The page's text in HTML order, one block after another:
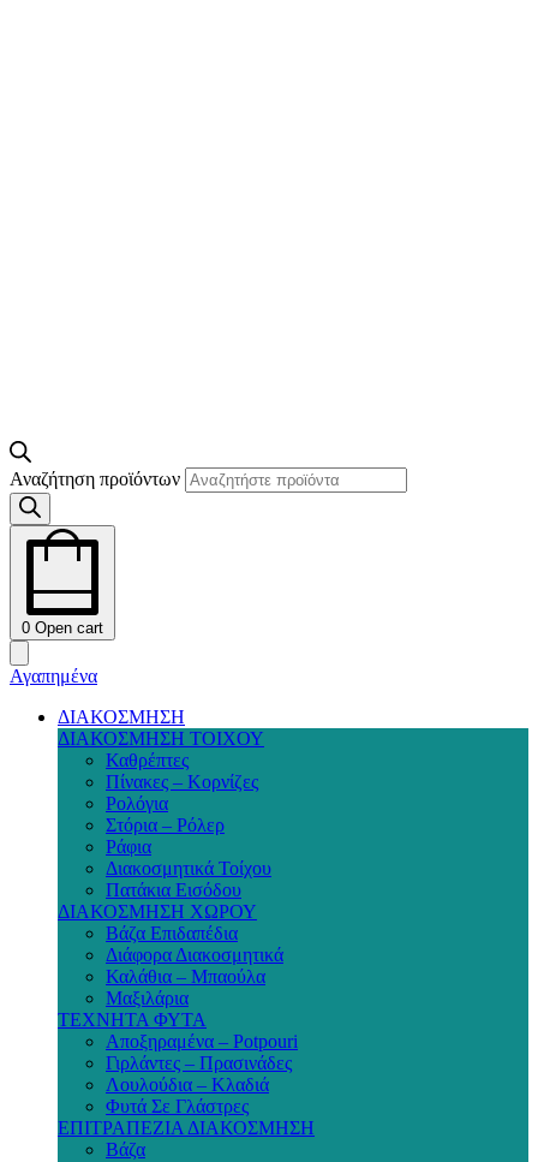
Αναζήτηση προϊόντων
0 Open cart
Αγαπημένα
ΔΙΑΚΟΣΜΗΣΗ
ΔΙΑΚΟΣΜΗΣΗ ΤΟΙΧΟΥ
Καθρέπτες
Πίνακες – Κορνίζες
Ρολόγια
Στόρια – Ρόλερ
Ράφια
Διακοσμητικά Τοίχου
Πατάκια Εισόδου
ΔΙΑΚΟΣΜΗΣΗ ΧΩΡΟΥ
Βάζα Επιδαπέδια
Διάφορα Διακοσμητικά
Καλάθια – Μπαούλα
Μαξιλάρια
ΤΕΧΝΗΤΑ ΦΥΤΑ
Αποξηραμένα – Potpouri
Γιρλάντες – Πρασινάδες
Λουλούδια – Κλαδιά
Φυτά Σε Γλάστρες
ΕΠΙΤΡΑΠΕΖΙΑ ΔΙΑΚΟΣΜΗΣΗ
Βάζα